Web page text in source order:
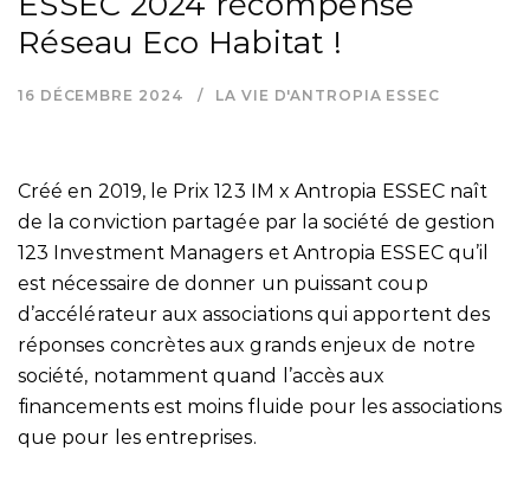
Réseau Eco Habitat !
16 DÉCEMBRE 2024 LA VIE D'ANTROPIA ESSEC
Créé en 2019, le Prix 123 IM x Antropia ESSEC naît
de la conviction partagée par la société de gestion
123 Investment Managers et Antropia ESSEC qu’il
est nécessaire de donner un puissant coup
d’accélérateur aux associations qui apportent des
réponses concrètes aux grands enjeux de notre
société, notamment quand l’accès aux
financements est moins fluide pour les associations
que pour les entreprises.